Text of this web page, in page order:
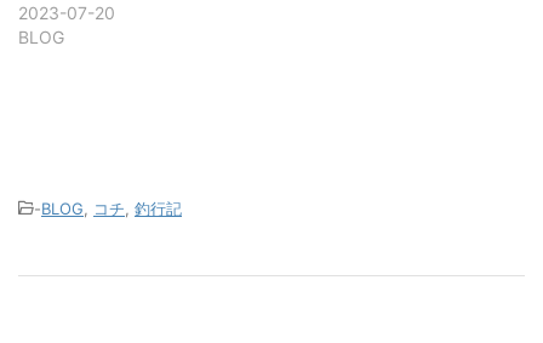
2023-07-20
BLOG
-BLOG コチ 釣行記